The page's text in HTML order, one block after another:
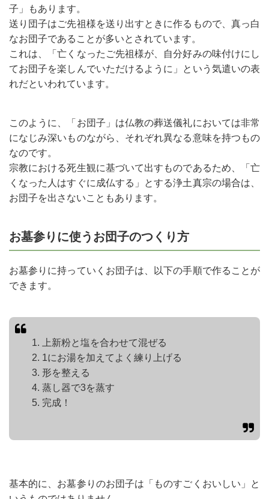
子」もあります。
送り団子はご先祖様を送り出すときに作るもので、真っ白
なお団子であることが多いとされています。
これは、「亡くなったご先祖様が、自分好みの味付けにし
てお団子を楽しんでいただけるように」という気遣いの表
れだといわれています。
このように、「お団子」は仏教の葬送儀礼においては非常
になじみ深いものながら、それぞれ異なる意味を持つもの
なのです。
宗教における死生観に基づいて出すものであるため、「亡
くなった人はすぐに成仏する」とする浄土真宗の場合は、
お団子を出さないこともあります。
お墓参りに使うお団子のつくり方
お墓参りに持っていくお団子は、以下の手順で作ることが
できます。
上新粉と塩を合わせて混ぜる
1にお湯を加えてよく練り上げる
形を整える
蒸し器で3を蒸す
完成！
基本的に、お墓参りのお団子は「ものすごくおいしい」と